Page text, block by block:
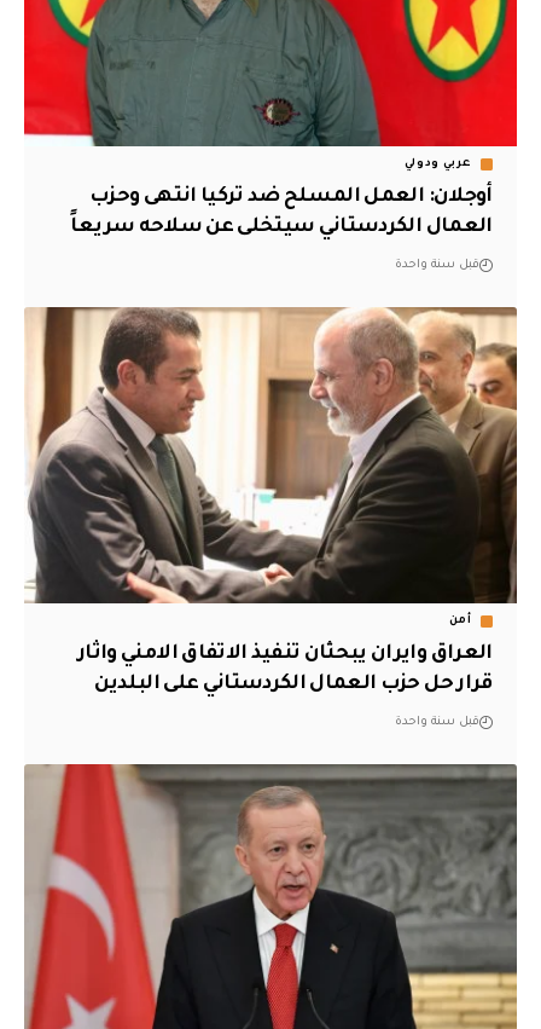
عربي ودولي
أوجلان: العمل المسلح ضد تركيا انتهى وحزب
العمال الكردستاني سيتخلى عن سلاحه سريعاً
قبل سنة واحدة
أمن
العراق وايران يبحثان تنفيذ الاتفاق الامني واثار
قرار حل حزب العمال الكردستاني على البلدين
قبل سنة واحدة